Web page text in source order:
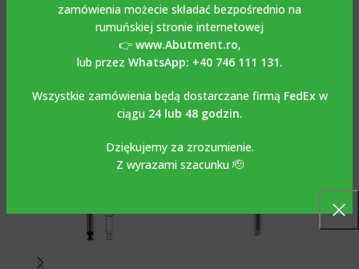
zamówienia możecie składać bezpośrednio na
rumuńskiej stronie internetowej
👉 www.Abutment.ro,
lub przez WhatsApp: +40 746 111 131.
Wszystkie zamówienia będą dostarczane firmą FedExw
ciągu 24 lub 48 godzin.
Dziękujemy za zrozumienie.
Z wyrazami szacunku 🫡
Podobne produkty